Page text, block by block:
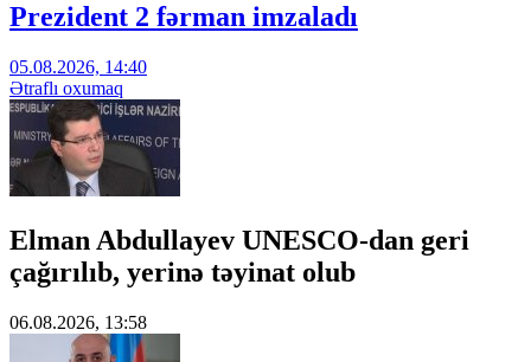
Prezident 2 fərman imzaladı
05.08.2026, 14:40
Ətraflı oxumaq
Elman Abdullayev UNESCO-dan geri
çağırılıb, yerinə təyinat olub
06.08.2026, 13:58